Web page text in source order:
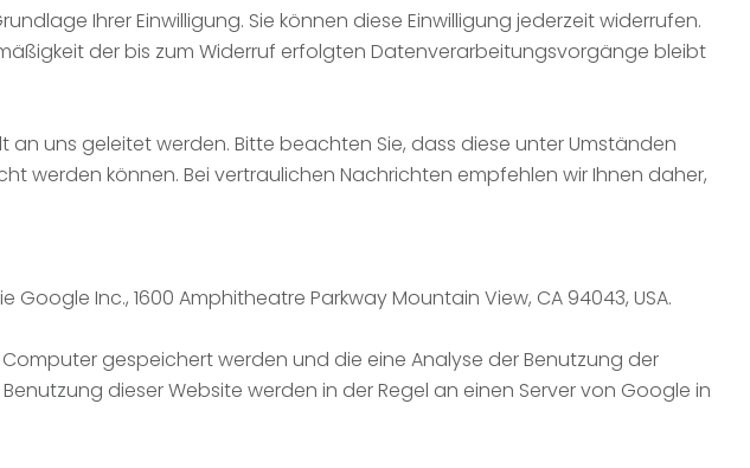
Ihrer Einwilligung. Sie können diese Einwilligung jederzeit widerrufen.
der bis zum Widerruf erfolgten Datenverarbeitungsvorgänge bleibt
an uns geleitet werden. Bitte beachten Sie, dass diese unter Umständen
werden können. Bei vertraulichen Nachrichten empfehlen wir Ihnen daher,
Inc., 1600 Amphitheatre Parkway Mountain View, CA 94043, USA.
gespeichert werden und die eine Analyse der Benutzung der
dieser Website werden in der Regel an einen Server von Google in